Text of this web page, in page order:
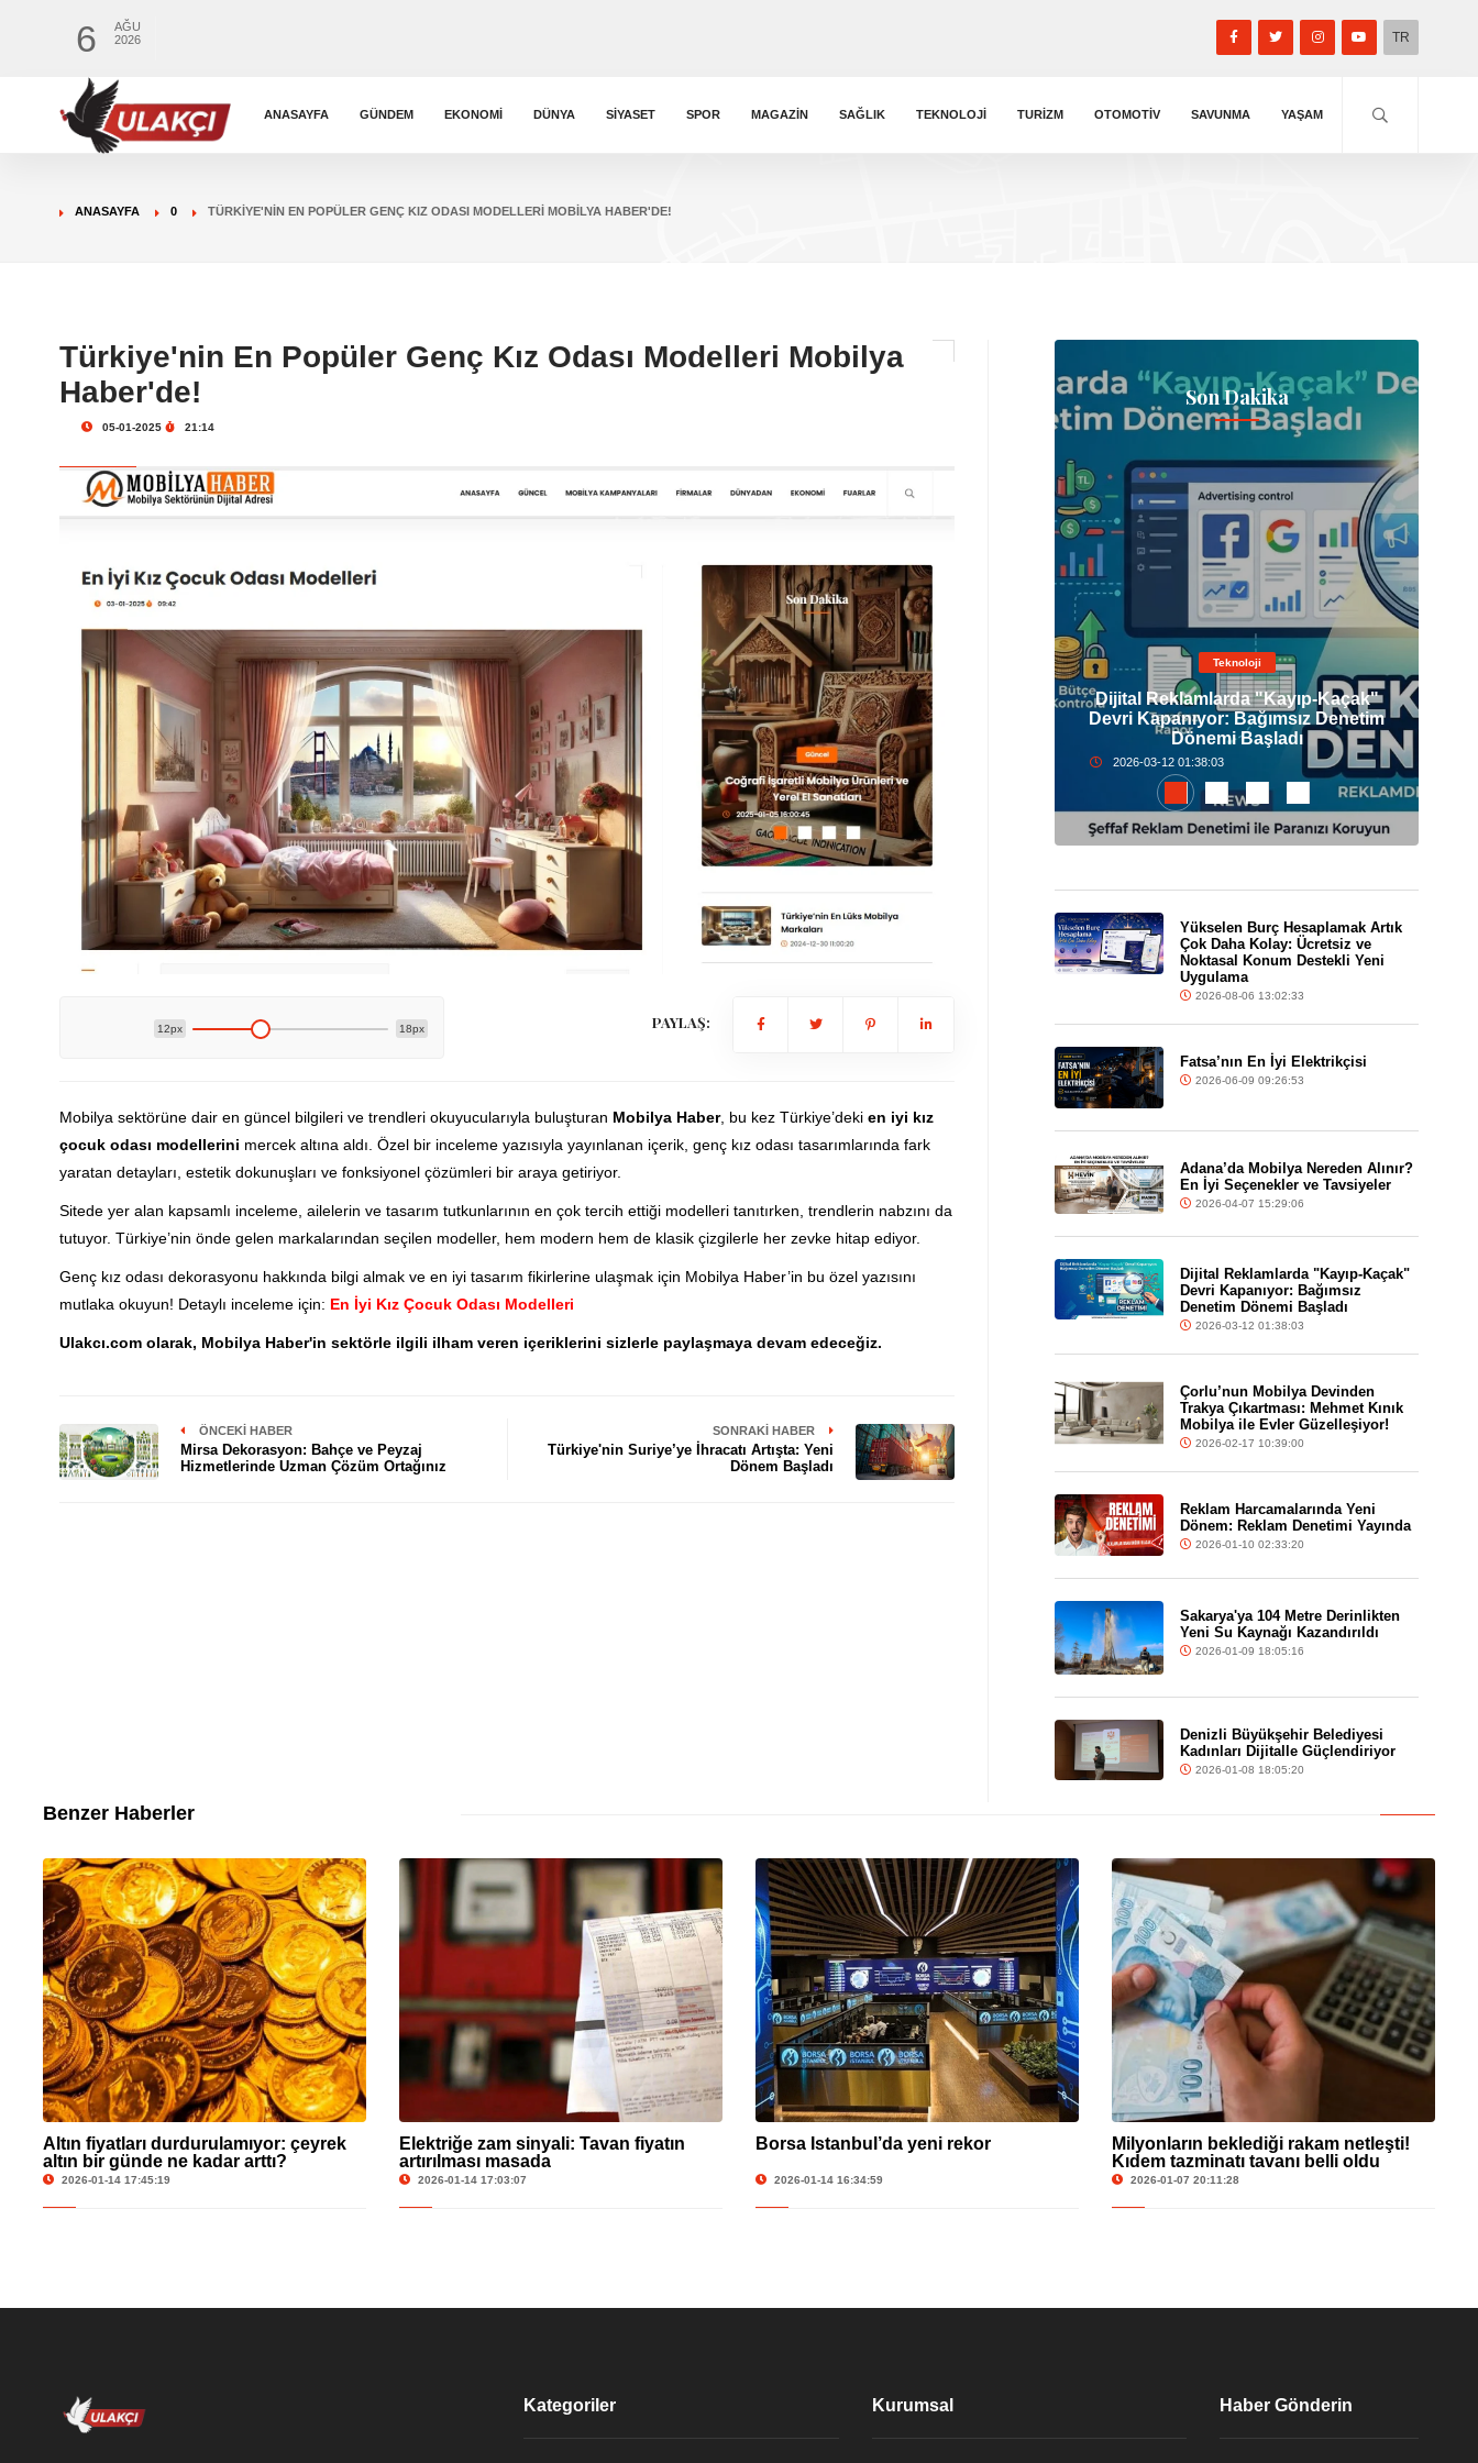
6
AĞU
2026
TR
ANASAYFA GÜNDEM EKONOMI DÜNYA SIYASET SPOR MAGAZIN SAĞLIK TEKNOLOJI TURIZM OTOMOTIV SAVUNMA YAŞAM
ANASAYFA 0 TÜRKIYE'NIN EN POPÜLER GENÇ KIZ ODASI MODELLERI MOBILYA HABER'DE!
Türkiye'nin En Popüler Genç Kız Odası Modelleri Mobilya
Haber'de!
05-01-2025 21:14
12px 18px PAYLAŞ:
Mobilya sektörüne dair en güncel bilgileri ve trendleri okuyucularıyla buluşturan Mobilya Haber, bu kez Türkiye’deki en iyi kız
çocuk odası modellerini mercek altına aldı. Özel bir inceleme yazısıyla yayınlanan içerik, genç kız odası tasarımlarında fark
yaratan detayları, estetik dokunuşları ve fonksiyonel çözümleri bir araya getiriyor.
Sitede yer alan kapsamlı inceleme, ailelerin ve tasarım tutkunlarının en çok tercih ettiği modelleri tanıtırken, trendlerin nabzını da
tutuyor. Türkiye’nin önde gelen markalarından seçilen modeller, hem modern hem de klasik çizgilerle her zevke hitap ediyor.
Genç kız odası dekorasyonu hakkında bilgi almak ve en iyi tasarım fikirlerine ulaşmak için Mobilya Haber’in bu özel yazısını
mutlaka okuyun! Detaylı inceleme için: En İyi Kız Çocuk Odası Modelleri
Ulakcı.com olarak, Mobilya Haber'in sektörle ilgili ilham veren içeriklerini sizlerle paylaşmaya devam edeceğiz.
ÖNCEKI HABER
Mirsa Dekorasyon: Bahçe ve Peyzaj
Hizmetlerinde Uzman Çözüm Ortağınız
SONRAKI HABER
Türkiye'nin Suriye’ye İhracatı Artışta: Yeni
Dönem Başladı
Son Dakika
Gündem
Benzine dev zam kapıda: tarih belli
oldu!
2026-01-15 10:43:48
Teknoloji
Dijital Reklamlarda "Kayıp-Kaçak"
Devri Kapanıyor: Bağımsız Denetim
Dönemi Başladı
2026-03-12 01:38:03
Yükselen Burç Hesaplamak Artık
Çok Daha Kolay: Ücretsiz ve
Noktasal Konum Destekli Yeni
Uygulama
2026-08-06 13:02:33
Fatsa’nın En İyi Elektrikçisi
2026-06-09 09:26:53
Adana’da Mobilya Nereden Alınır?
En İyi Seçenekler ve Tavsiyeler
2026-04-07 15:29:06
Dijital Reklamlarda "Kayıp-Kaçak"
Devri Kapanıyor: Bağımsız
Denetim Dönemi Başladı
2026-03-12 01:38:03
Çorlu’nun Mobilya Devinden
Trakya Çıkartması: Mehmet Kınık
Mobilya ile Evler Güzelleşiyor!
2026-02-17 10:39:00
Reklam Harcamalarında Yeni
Dönem: Reklam Denetimi Yayında
2026-01-10 02:33:20
Sakarya'ya 104 Metre Derinlikten
Yeni Su Kaynağı Kazandırıldı
2026-01-09 18:05:16
Denizli Büyükşehir Belediyesi
Kadınları Dijitalle Güçlendiriyor
2026-01-08 18:05:20
Benzer Haberler
Altın fiyatları durdurulamıyor: çeyrek
altın bir günde ne kadar arttı?
2026-01-14 17:45:19
Elektriğe zam sinyali: Tavan fiyatın
artırılması masada
2026-01-14 17:03:07
Borsa İstanbul’da yeni rekor
2026-01-14 16:34:59
Milyonların beklediği rakam netleşti!
Kıdem tazminatı tavanı belli oldu
2026-01-07 20:11:28
Kategoriler Kurumsal Haber Gönderin